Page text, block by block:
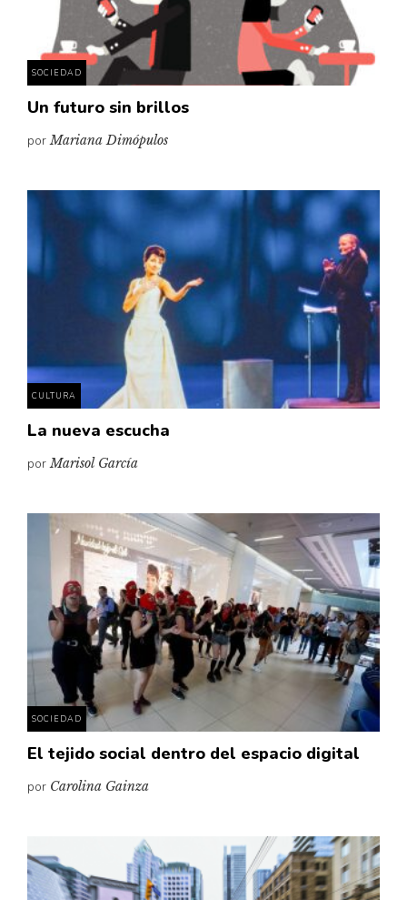
SOCIEDAD
Un futuro sin brillos
porMariana Dimópulos
CULTURA
La nueva escucha
porMarisol García
SOCIEDAD
El tejido social dentro del espacio digital
por Carolina Gainza